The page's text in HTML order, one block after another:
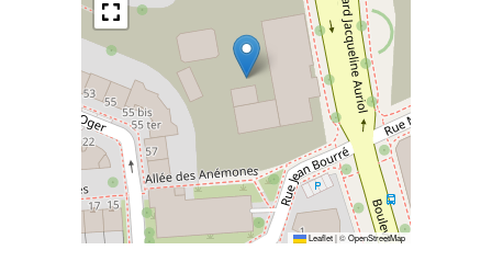
Leaflet|©OpenStreetMap